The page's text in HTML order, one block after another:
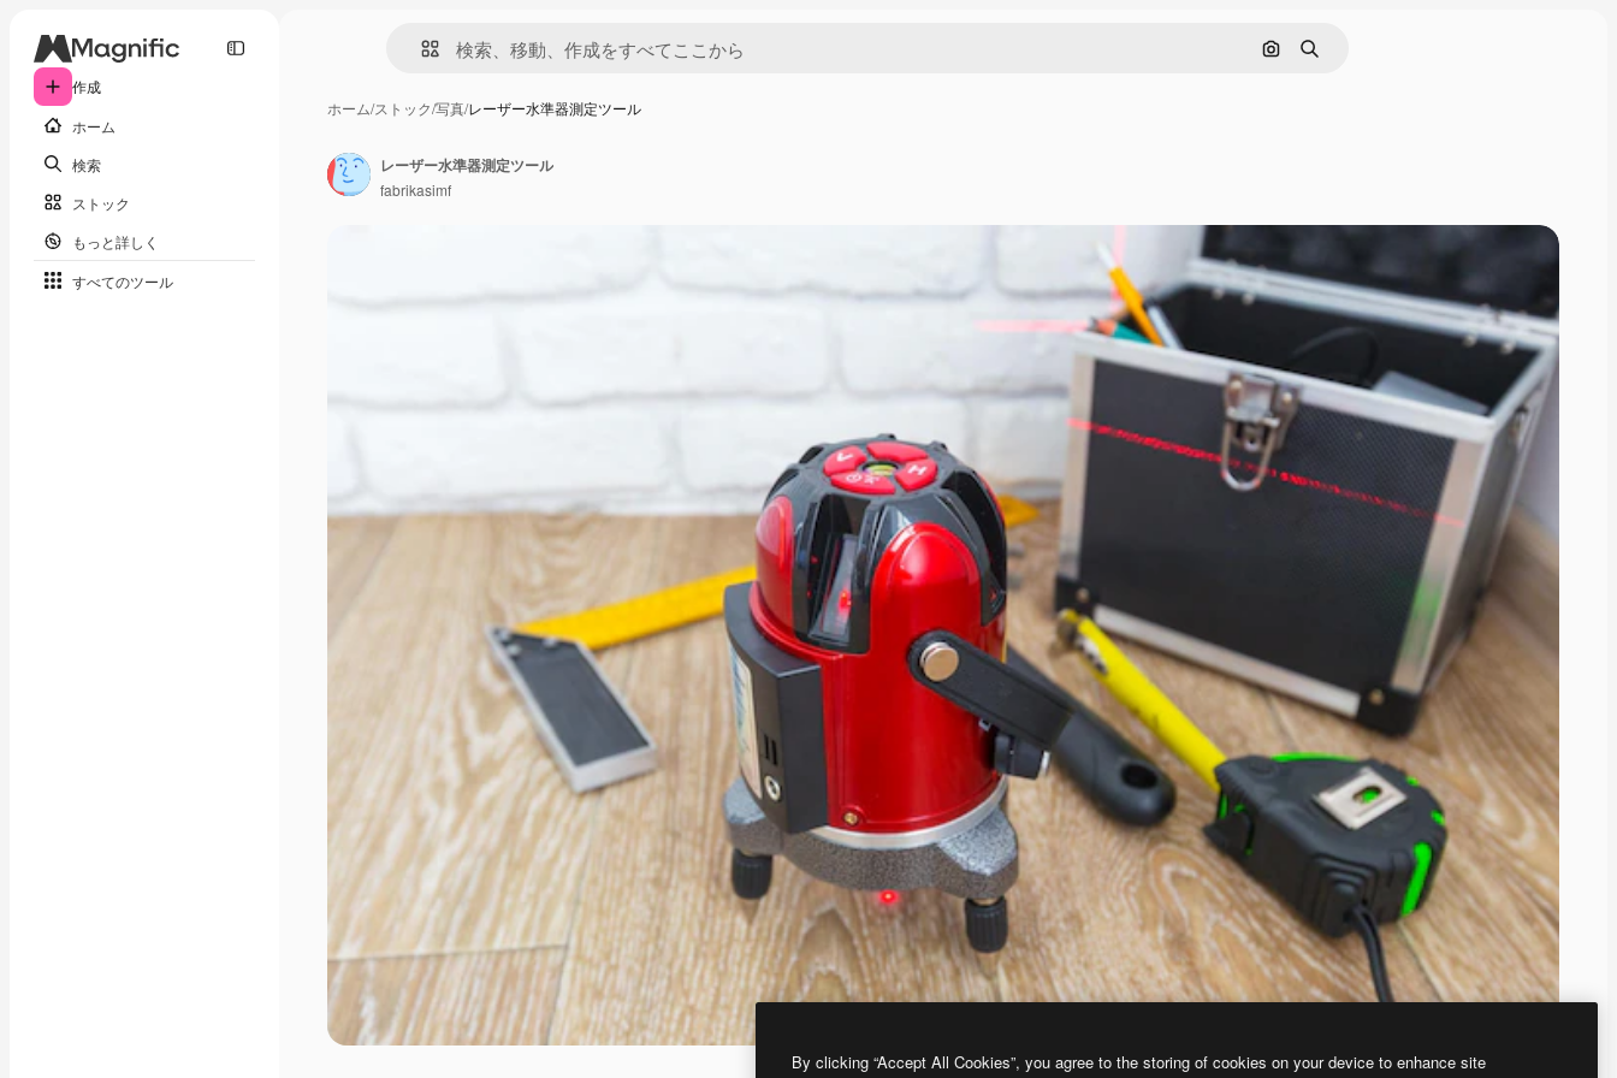
作成
ホーム
検索
ストック
もっと詳しく
すべてのツール
画像で検索
検索
ホーム/ストック/写真/レーザー水準器測定ツール
レーザー水準器測定ツール
fabrikasimf
By clicking “Accept All Cookies”, you agree to the storing of cookies on your device to enhance site